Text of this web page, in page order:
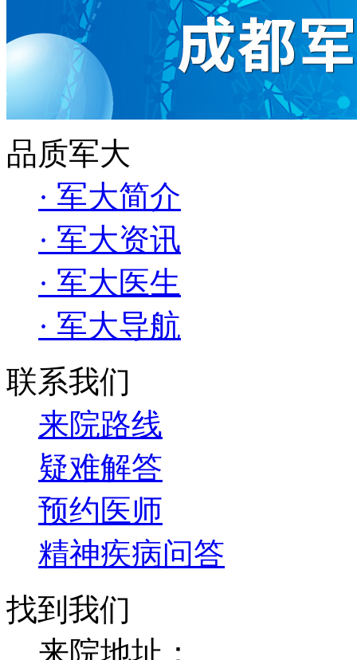
品质军大
· 军大简介
· 军大资讯
· 军大医生
· 军大导航
联系我们
来院路线
疑难解答
预约医师
精神疾病问答
找到我们
来院地址：